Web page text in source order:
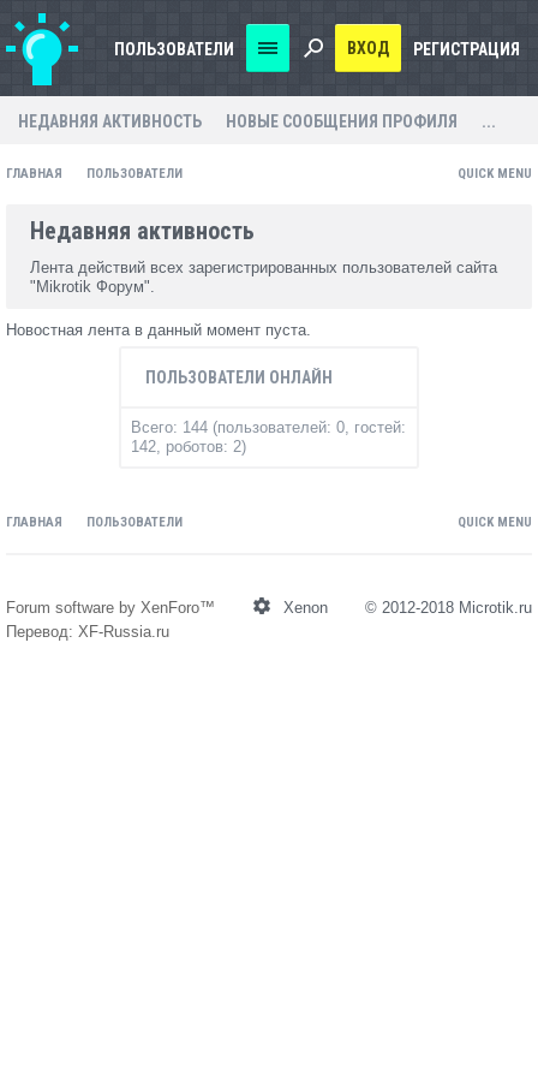
QUICK MENU
ГЛАВНАЯ ПОЛЬЗОВАТЕЛИ
Недавняя активность
Лента действий всех зарегистрированных пользователей сайта
"Mikrotik Форум".
Новостная лента в данный момент пуста.
ПОЛЬЗОВАТЕЛИ ОНЛАЙН
Всего: 144 (пользователей: 0, гостей:
142, роботов: 2)
QUICK MENU
ГЛАВНАЯ ПОЛЬЗОВАТЕЛИ
ПОЛЬЗОВАТЕЛИ
НЕДАВНЯЯ АКТИВНОСТЬ НОВЫЕ СООБЩЕНИЯ ПРОФИЛЯ ...
ВХОД РЕГИСТРАЦИЯ
Forum software by XenForo™
Перевод: XF-Russia.ru
Xenon © 2012-2018 Microtik.ru